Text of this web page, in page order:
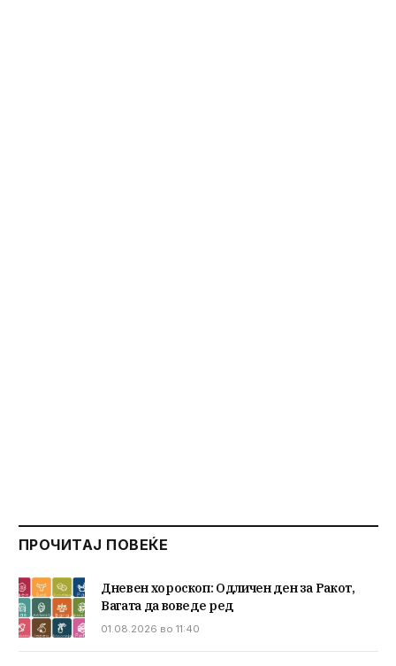
ПРОЧИТАЈ ПОВЕЌЕ
Дневен хороскоп: Одличен ден за Ракот,
Вагата да воведе ред
01.08.2026 во 11:40